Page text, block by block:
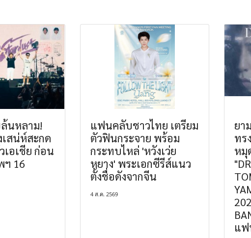
นหลาม!
เสน่ห์สะกด
อเชีย ก่อน
ฯ 16
แฟนคลับชาวไทย เตรียม
ตัวฟินกระจาย พร้อม
กระทบไหล่ 'หวังเว่ย
หยาง' พระเอกซีรีส์แนว
ตั้งชื่อดังจากจีน
4 ส.ค. 2569
ยา
ทร
หมุ
แฟ